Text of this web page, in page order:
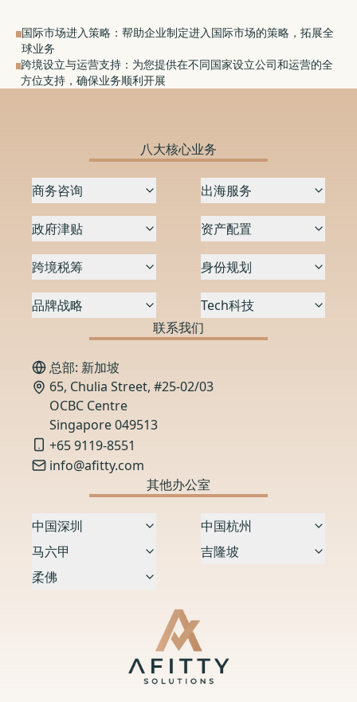
国际市场进入策略：帮助企业制定进入国际市场的策略，拓展全
球业务
跨境设立与运营支持：为您提供在不同国家设立公司和运营的全
方位支持，确保业务顺利开展
八大核心业务
商务咨询 出海服务
政府津贴 资产配置
跨境税筹 身份规划
品牌战略
Tech科技
联系我们
总部: 新加坡
65, Chulia Street, #25-02/03
OCBC Centre
Singapore 049513
+65 9119-8551
info@afitty.com
其他办公室
中国深圳
中国杭州
马六甲
吉隆坡
柔佛